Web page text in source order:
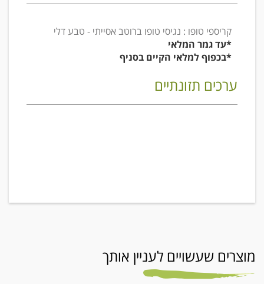
קריספי טופו : נגיסי טופו ברוטב אסייתי - טבע דלי
*עד גמר המלאי
*בכפוף למלאי הקיים בסניף
ערכים תזונתיים
מוצרים שעשויים לעניין אותך